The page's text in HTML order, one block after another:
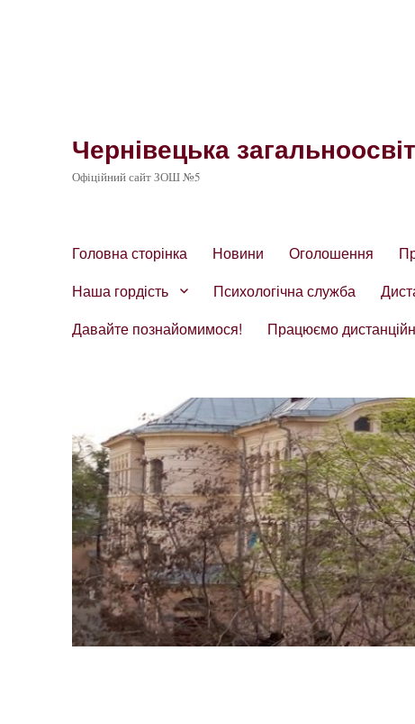
Чернівецька
Офіційний сайт ЗОШ №5
Головна сторінка Новини Оголошення
Наша гордість
Психологічна служба
Давайте познайомимося!
Працюємо